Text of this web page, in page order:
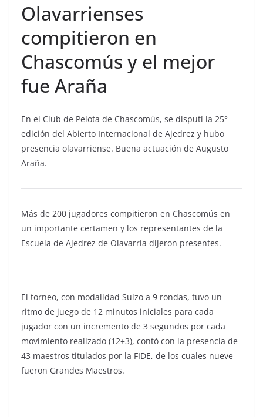
Olavarrienses
compitieron en
Chascomús y el mejor
fue Araña
En el Club de Pelota de Chascomús, se disputí la 25°
edición del Abierto Internacional de Ajedrez y hubo
presencia olavarriense. Buena actuación de Augusto
Araña.
Más de 200 jugadores compitieron en Chascomús en
un importante certamen y los representantes de la
Escuela de Ajedrez de Olavarría dijeron presentes.
El torneo, con modalidad Suizo a 9 rondas, tuvo un
ritmo de juego de 12 minutos iniciales para cada
jugador con un incremento de 3 segundos por cada
movimiento realizado (12+3), contó con la presencia de
43 maestros titulados por la FIDE, de los cuales nueve
fueron Grandes Maestros.